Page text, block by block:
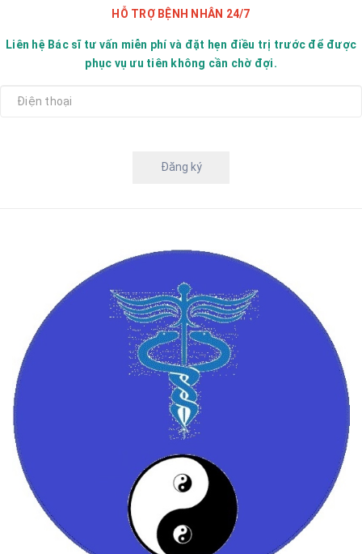
HỖ TRỢ BỆNH NHÂN 24/7
Liên hệ Bác sĩ tư vấn miễn phí và đặt hẹn điều trị trước để được
phục vụ ưu tiên không cần chờ đợi.
Đăng ký